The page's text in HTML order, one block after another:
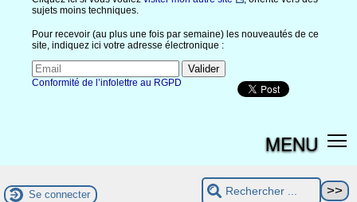
sujets moins techniques.
Pour recevoir (au plus une fois par semaine) les nouveautés de ce
site, indiquez ici votre adresse électronique :
Conformité de l’infolettre au RGPD
MENU
Se connecter